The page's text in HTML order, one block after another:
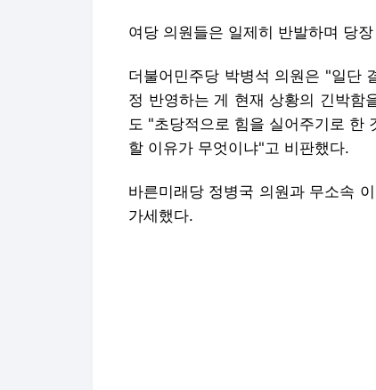
여당 의원들은 일제히 반발하며 당
더불어민주당 박병석 의원은 "일단
정 반영하는 게 현재 상황의 긴박함
도 "초당적으로 힘을 실어주기로 한
할 이유가 무엇이냐"고 비판했다.
바른미래당 정병국 의원과 무소속
가세했다.